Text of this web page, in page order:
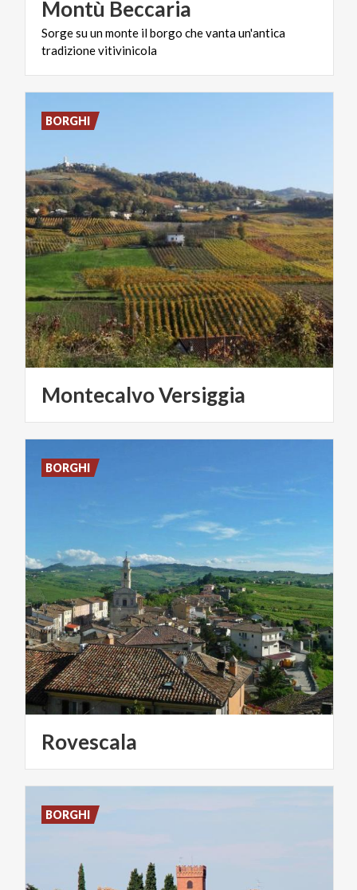
Montù Beccaria
Sorgesuunmonte ilborgo chevantaun'antica
tradizionevitivinicola
MontecalvoVersiggia
BORGHI
Rovescala
BORGHI
BORGHI